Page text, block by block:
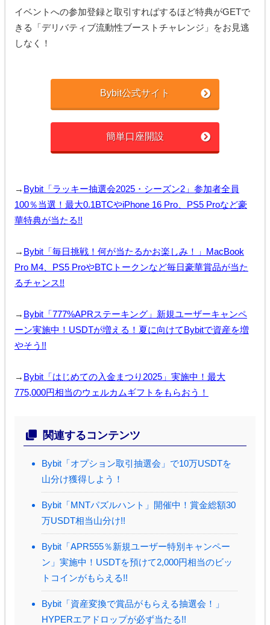
イベントへの参加登録と取引すればするほど特典がGETで
きる「デリバティブ流動性ブーストチャレンジ」をお見逃
しなく！
Bybit公式サイト
簡単口座開設
→ Bybit「ラッキー抽選会2025・シーズン2」参加者全員
100％当選！最大0.1BTCやiPhone 16 Pro、PS5 Proなど豪
華特典が当たる!!
→ Bybit「毎日挑戦！何が当たるかお楽しみ！」MacBook
Pro M4、PS5 ProやBTCトークンなど毎日豪華賞品が当た
るチャンス!!
→ Bybit「777%APRステーキング」新規ユーザーキャンペ
ーン実施中！USDTが増える！夏に向けてBybitで資産を増
やそう!!
→ Bybit「はじめての入金まつり2025」実施中！最大
775,000円相当のウェルカムギフトをもらおう！
関連するコンテンツ
Bybit「オプション取引抽選会」で10万USDTを
山分け獲得しよう！
Bybit「MNTパズルハント」開催中！賞金総額30
万USDT相当山分け!!
Bybit「APR555％新規ユーザー特別キャンペー
ン」実施中！USDTを預けて2,000円相当のビッ
トコインがもらえる!!
Bybit「資産変換で賞品がもらえる抽選会！」
HYPERエアドロップが必ず当たる!!